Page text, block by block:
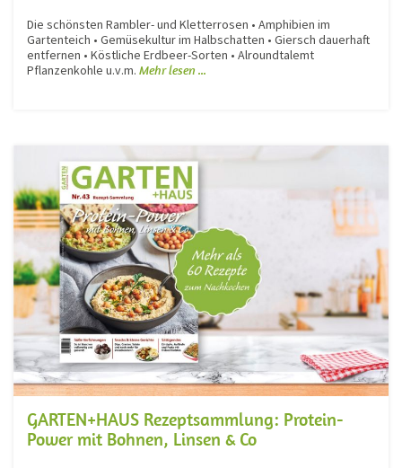
Die schönsten Rambler- und Kletterrosen • Amphibien im
Gartenteich • Gemüsekultur im Halbschatten • Giersch dauerhaft
entfernen • Köstliche Erdbeer-Sorten • Alroundtalemt
Pflanzenkohle u.v.m. Mehr lesen ...
GARTEN+HAUS Rezeptsammlung: Protein-
Power mit Bohnen, Linsen & Co